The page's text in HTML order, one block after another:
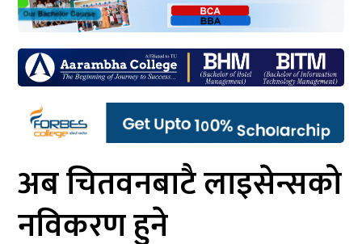
नेपाल
चितवन
सेरोफेरो
समाचार
आर्थिक
मनोरञ्जन
अब चितवनबाटै लाइसेन्सको
नविकरण हुने